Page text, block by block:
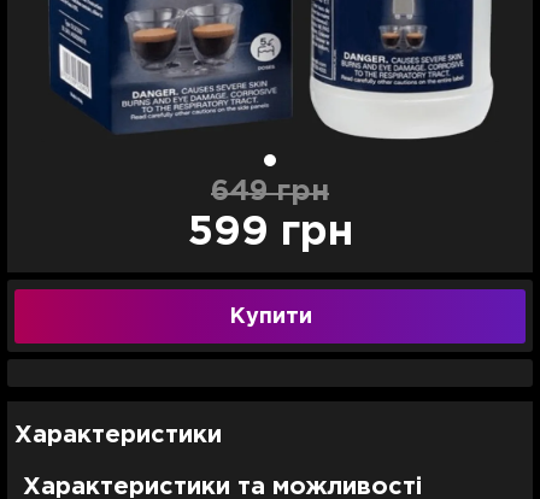
649 грн
599 грн
Купити
Характеристики
Характеристики та можливості